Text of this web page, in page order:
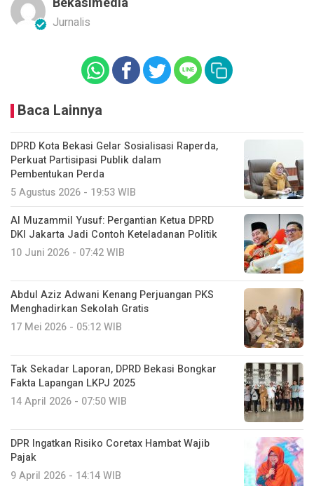
Jurnalis
Baca Lainnya
DPRD Kota Bekasi Gelar Sosialisasi Raperda,
Perkuat Partisipasi Publik dalam
Pembentukan Perda
5 Agustus 2026 - 19:53 WIB
Al Muzammil Yusuf: Pergantian Ketua DPRD
DKI Jakarta Jadi Contoh Keteladanan Politik
10 Juni 2026 - 07:42 WIB
Abdul Aziz Adwani Kenang Perjuangan PKS
Menghadirkan Sekolah Gratis
17 Mei 2026 - 05:12 WIB
Tak Sekadar Laporan, DPRD Bekasi Bongkar
Fakta Lapangan LKPJ 2025
14 April 2026 - 07:50 WIB
DPR Ingatkan Risiko Coretax Hambat Wajib
Pajak
9 April 2026 - 14:14 WIB